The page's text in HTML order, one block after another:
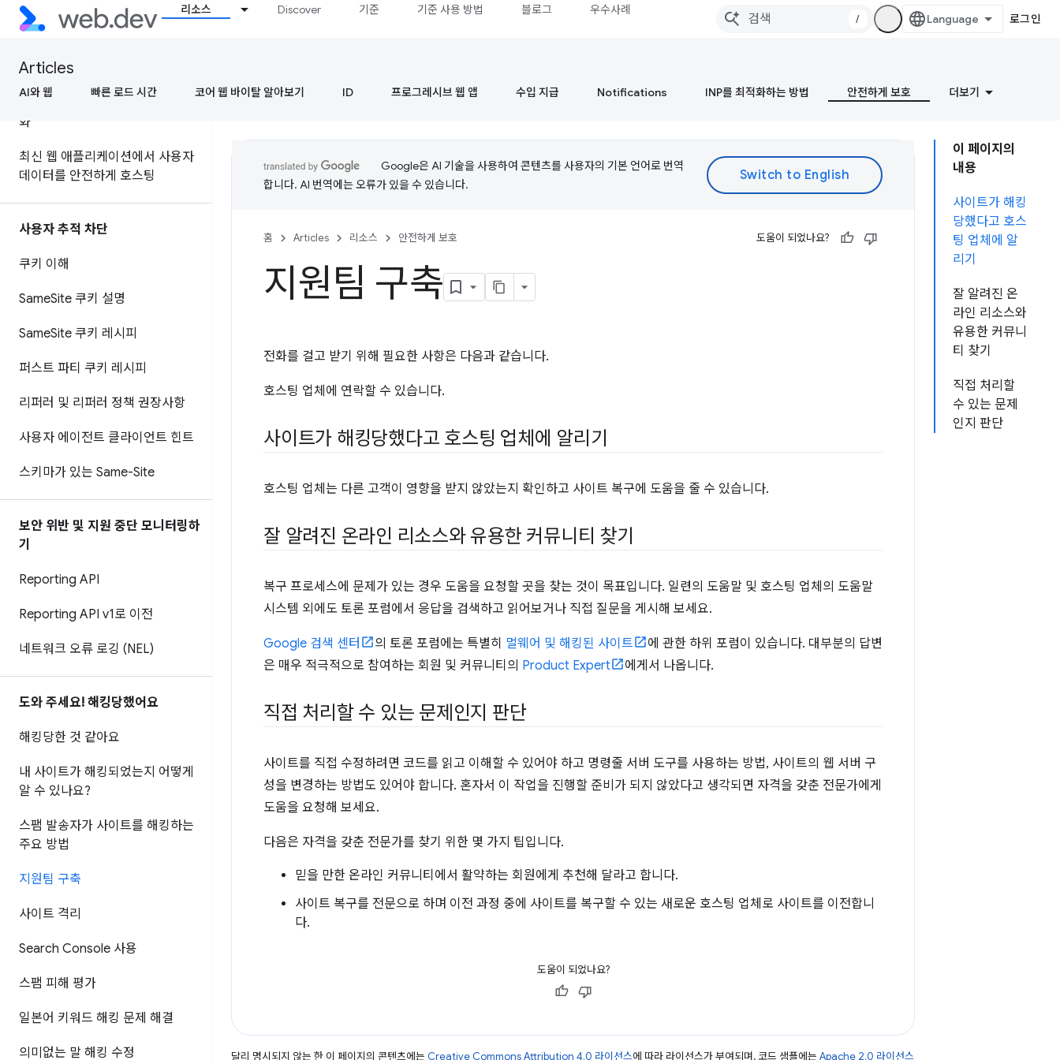
리소스 Discover 기준 기준 사용 방법 블로그 우수사례
/ 로그인
Articles
AI와 웹 빠른 로드 시간 코어 웹 바이탈 알아보기 ID 프로그레시브 웹 앱 수입 지급 Notifications INP를 최적화하는 방법 안전하게 보호 더보기
신뢰할 수 있는 유형으로 DOM 기
반 교차 사이트 스크립팅 취약점 방
엄격한 콘텐츠 보안 정책 (CSP)으
화
최신 웹 애플리케이션에서 사용자
데이터를 안전하게 호스팅
사용자 추적 차단
쿠키 이해
SameSite 쿠키 설명
SameSite 쿠키 레시피
퍼스트 파티 쿠키 레시피
리퍼러 및 리퍼러 정책 권장사항
사용자 에이전트 클라이언트 힌트
스키마가 있는 Same-Site
보안 위반 및 지원 중단 모니터링하
기
Reporting API
Reporting API v1로 이전
네트워크 오류 로깅 (NEL)
도와 주세요! 해킹당했어요
해킹당한 것 같아요
내 사이트가 해킹되었는지 어떻게
알 수 있나요?
스팸 발송자가 사이트를 해킹하는
주요 방법
지원팀 구축
사이트 격리
Search Console 사용
스팸 피해 평가
일본어 키워드 해킹 문제 해결
의미없는 말 해킹 수정
이 페이지의
내용
사이트가 해킹
당했다고 호스
팅 업체에 알
리기
잘 알려진 온
라인 리소스와
유용한 커뮤니
티 찾기
직접 처리할
수 있는 문제
인지 판단
Google은 AI 기술을 사용하여 콘텐츠를 사용자의 기본 언어로 번역
합니다. AI 번역에는 오류가 있을 수 있습니다.
홈 Articles 리소스 안전하게 보호 도움이 되었나요?
지원팀 구축
전화를 걸고 받기 위해 필요한 사항은 다음과 같습니다.
호스팅 업체에 연락할 수 있습니다.
사이트가 해킹당했다고 호스팅 업체에 알리기
호스팅 업체는 다른 고객이 영향을 받지 않았는지 확인하고 사이트 복구에 도움을 줄 수 있습니다.
잘 알려진 온라인 리소스와 유용한 커뮤니티 찾기
복구 프로세스에 문제가 있는 경우 도움을 요청할 곳을 찾는 것이 목표입니다. 일련의 도움말 및 호스팅 업체의 도움말
시스템 외에도 토론 포럼에서 응답을 검색하고 읽어보거나 직접 질문을 게시해 보세요.
Google 검색 센터 의 토론 포럼에는 특별히 멀웨어 및 해킹된 사이트
에 관한 하위 포럼이 있습니다. 대부분의 답변
은 매우 적극적으로 참여하는 회원 및 커뮤니티의 Product Expert 에게서 나옵니다.
직접 처리할 수 있는 문제인지 판단
사이트를 직접 수정하려면 코드를 읽고 이해할 수 있어야 하고 명령줄 서버 도구를 사용하는 방법, 사이트의 웹 서버 구
성을 변경하는 방법도 있어야 합니다. 혼자서 이 작업을 진행할 준비가 되지 않았다고 생각되면 자격을 갖춘 전문가에게
도움을 요청해 보세요.
다음은 자격을 갖춘 전문가를 찾기 위한 몇 가지 팁입니다.
믿을 만한 온라인 커뮤니티에서 활약하는 회원에게 추천해 달라고 합니다.
사이트 복구를 전문으로 하며 이전 과정 중에 사이트를 복구할 수 있는 새로운 호스팅 업체로 사이트를 이전합니
다.
도움이 되었나요?
달리 명시되지 않는 한 이 페이지의 콘텐츠에는 Creative Commons Attribution 4.0 라이선스에 따라 라이선스가 부여되며, 코드 샘플에는 Apache 2.0 라이선스